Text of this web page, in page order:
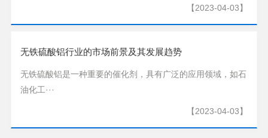
【2023-04-03】
无铁硫酸铝行业的市场前景及其发展趋势
无铁硫酸铝是一种重要的催化剂，具有广泛的应用领域，如石
油化工···
【2023-04-03】